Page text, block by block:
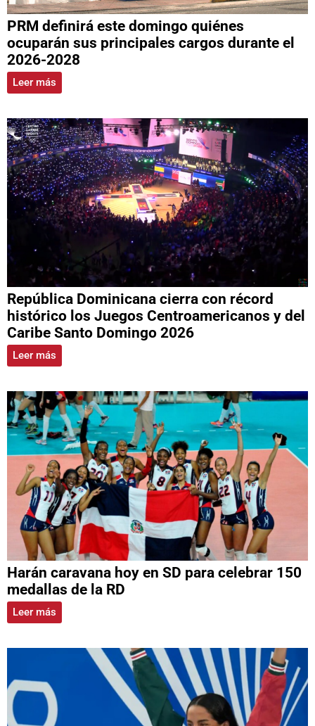
PRM definirá este domingo quiénes
ocuparán sus principales cargos durante el
2026-2028
Leer más
República Dominicana cierra con récord
histórico los Juegos Centroamericanos y del
Caribe Santo Domingo 2026
Leer más
Harán caravana hoy en SD para celebrar 150
medallas de la RD
Leer más